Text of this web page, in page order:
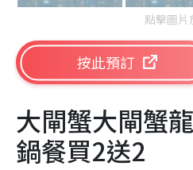
點擊圖片
按此預訂
大閘蟹大閘蟹
鍋餐買2送2